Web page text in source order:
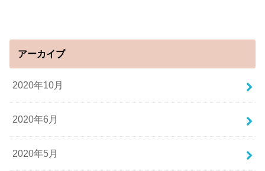
アーカイブ
2020年10月
2020年6月
2020年5月